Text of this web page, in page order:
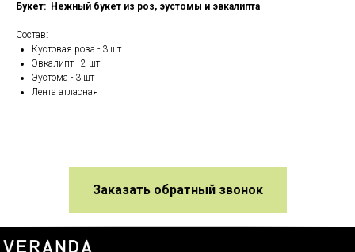
Букет: Нежный букет из роз, эустомы и эвкалипта
Состав:
Кустовая роза - 3 шт
Эвкалипт - 2 шт
Эустома - 3 шт
Лента атласная
Заказать обратный звонок